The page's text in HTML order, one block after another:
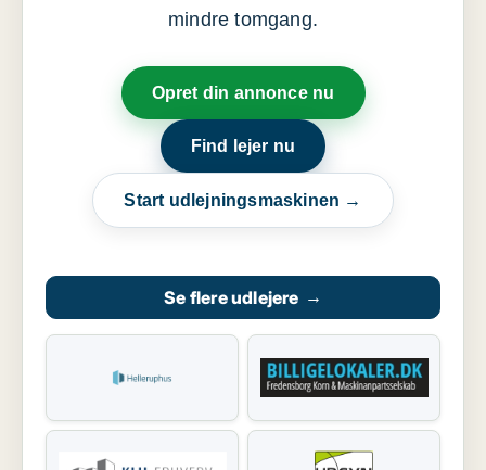
mindre tomgang.
Opret din annonce nu
Find lejer nu
Start udlejningsmaskinen →
Se flere udlejere →